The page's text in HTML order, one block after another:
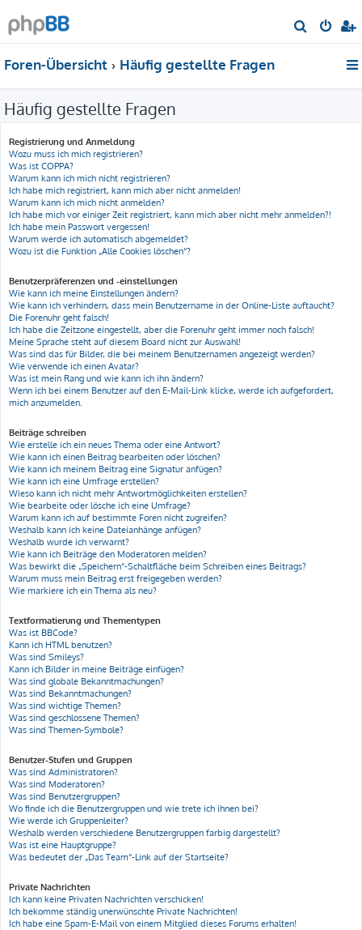
u
Foren-Übersicht Häufig gestellte Fragen
Häufig gestellte Fragen
Registrierung und Anmeldung
Wozu muss ich mich registrieren?
Was ist COPPA?
Warum kann ich mich nicht registrieren?
Ich habe mich registriert, kann mich aber nicht anmelden!
Warum kann ich mich nicht anmelden?
Ich habe mich vor einiger Zeit registriert, kann mich aber nicht mehr anmelden?!
Ich habe mein Passwort vergessen!
Warum werde ich automatisch abgemeldet?
Wozu ist die Funktion „Alle Cookies löschen“?
Benutzerpräferenzen und -einstellungen
Wie kann ich meine Einstellungen ändern?
Wie kann ich verhindern, dass mein Benutzername in der Online-Liste auftaucht?
Die Forenuhr geht falsch!
Ich habe die Zeitzone eingestellt, aber die Forenuhr geht immer noch falsch!
Meine Sprache steht auf diesem Board nicht zur Auswahl!
Was sind das für Bilder, die bei meinem Benutzernamen angezeigt werden?
Wie verwende ich einen Avatar?
Was ist mein Rang und wie kann ich ihn ändern?
Wenn ich bei einem Benutzer auf den E-Mail-Link klicke, werde ich aufgefordert,
mich anzumelden.
Beiträge schreiben
Wie erstelle ich ein neues Thema oder eine Antwort?
Wie kann ich einen Beitrag bearbeiten oder löschen?
Wie kann ich meinem Beitrag eine Signatur anfügen?
Wie kann ich eine Umfrage erstellen?
Wieso kann ich nicht mehr Antwortmöglichkeiten erstellen?
Wie bearbeite oder lösche ich eine Umfrage?
Warum kann ich auf bestimmte Foren nicht zugreifen?
Weshalb kann ich keine Dateianhänge anfügen?
Weshalb wurde ich verwarnt?
Wie kann ich Beiträge den Moderatoren melden?
Was bewirkt die „Speichern“-Schaltfläche beim Schreiben eines Beitrags?
Warum muss mein Beitrag erst freigegeben werden?
Wie markiere ich ein Thema als neu?
Textformatierung und Thementypen
Was ist BBCode?
Kann ich HTML benutzen?
Was sind Smileys?
Kann ich Bilder in meine Beiträge einfügen?
Was sind globale Bekanntmachungen?
Was sind Bekanntmachungen?
Was sind wichtige Themen?
Was sind geschlossene Themen?
Was sind Themen-Symbole?
Benutzer-Stufen und Gruppen
Was sind Administratoren?
Was sind Moderatoren?
Was sind Benutzergruppen?
Wo finde ich die Benutzergruppen und wie trete ich ihnen bei?
Wie werde ich Gruppenleiter?
Weshalb werden verschiedene Benutzergruppen farbig dargestellt?
Was ist eine Hauptgruppe?
Was bedeutet der „Das Team“-Link auf der Startseite?
Private Nachrichten
Ich kann keine Privaten Nachrichten verschicken!
Ich bekomme ständig unerwünschte Private Nachrichten!
Ich habe eine Spam-E-Mail von einem Mitglied dieses Forums erhalten!